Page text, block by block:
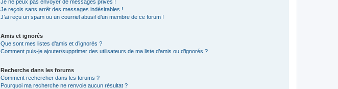
Je ne peux pas envoyer de messages privés !
Je reçois sans arrêt des messages indésirables !
J’ai reçu un spam ou un courriel abusif d’un membre de ce forum !
Amis et ignorés
Que sont mes listes d’amis et d’ignorés ?
Comment puis-je ajouter/supprimer des utilisateurs de ma liste d’amis ou d’ignorés ?
Recherche dans les forums
Comment rechercher dans les forums ?
Pourquoi ma recherche ne renvoie aucun résultat ?